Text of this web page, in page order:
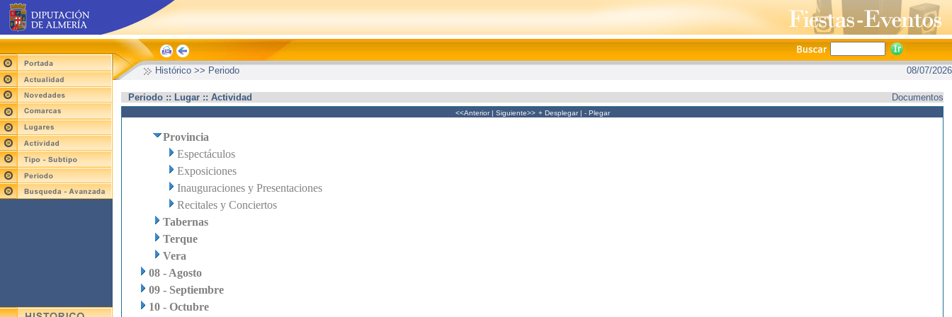
Histórico >> Periodo 08/07/2026
Periodo :: Lugar :: Actividad Documentos
<<Anterior| Siguiente>> + Desplegar| - Plegar
Provincia
Espectáculos
Exposiciones
Inauguraciones y Presentaciones
Recitales y Conciertos
Tabernas
Terque
Vera
08 - Agosto
09 - Septiembre
10 - Octubre